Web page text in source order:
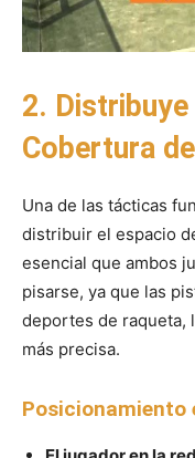
2.
Cobertura
Una de las tácticas
distribuir el espacio
esencial que ambos
pisarse, ya que las
deportes de raqueta,
más precisa.
Posicionamiento